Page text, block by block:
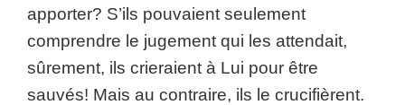
apporter? S’ils pouvaient seulement
comprendre le jugement qui les attendait,
sûrement, ils crieraient à Lui pour être
sauvés! Mais au contraire, ils le crucifièrent.